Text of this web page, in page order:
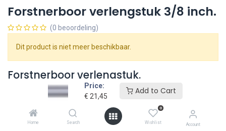
Price:
€ 21,45
Add to Cart
Home Search
0
Wishlist Account
Forstnerboor verlengstuk 3/8 inch.
(0 beoordeling)
Dit product is niet meer beschikbaar.
Forstnerboor verlengstuk.
Dit forstnerboor verlengstuk is 200 mm lang en geschikt om te
gebruiken met forstnerboren met een opname van 3/8 inch (9,52
mm). De boor wordt stevig met 3 imbusbouten in het verlengstuk
geklemd. Er is ook een verlengstuk met een opname van1/2 inch